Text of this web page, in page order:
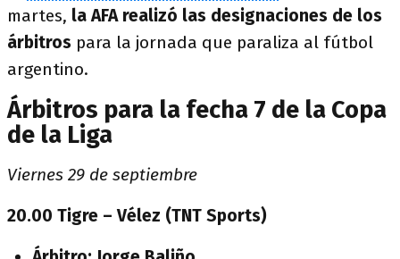
martes, la AFA realizó las designaciones de los
árbitros para la jornada que paraliza al fútbol
argentino.
Árbitros para la fecha 7 de la Copa
de la Liga
Viernes 29 de septiembre
20.00 Tigre – Vélez (TNT Sports)